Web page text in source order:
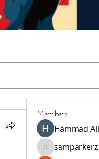
Members
Hammad Ali
samparkerz
samparkerz